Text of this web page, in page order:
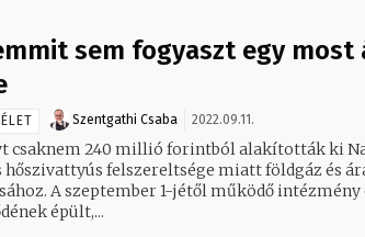
sem fogyaszt egy
Szentgathi Csaba 2022.09.11.
csaknem 240 millió forintból alakították ki
hőszivattyús felszereltsége miatt földgáz és
évtizedekkel
épült,...